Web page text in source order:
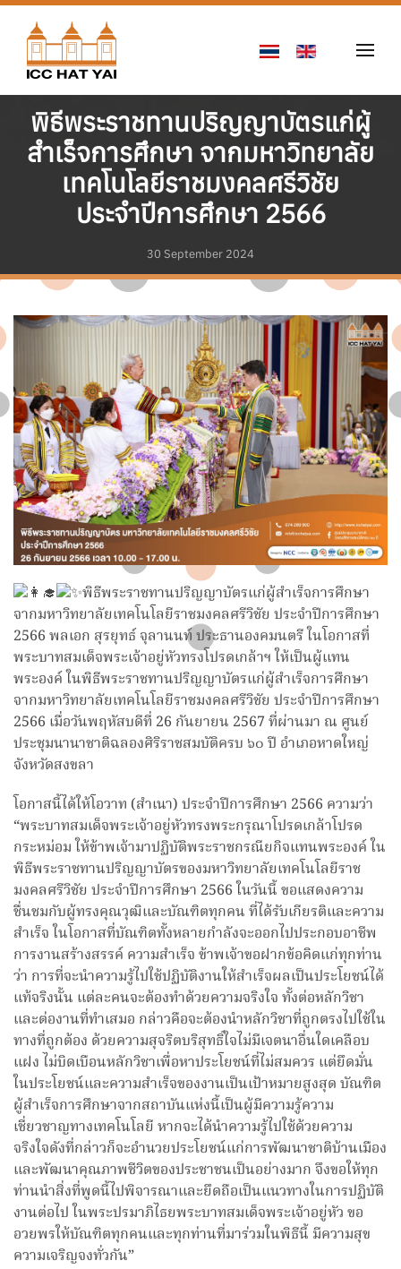
Skip to main content
พิธีพระราชทานปริญญาบัตรแก่ผู้
สำเร็จการศึกษา จากมหาวิทยาลัย
เทคโนโลยีราชมงคลศรีวิชัย
ประจำปีการศึกษา 2566
30 September 2024
พิธีพระราชทานปริญญาบัตรแก่ผู้สำเร็จการศึกษา
จากมหาวิทยาลัยเทคโนโลยีราชมงคลศรีวิชัย ประจำปีการศึกษา
2566 พลเอก สุรยุทธ์ จุลานนท์ ประธานองคมนตรี ในโอกาสที่
พระบาทสมเด็จพระเจ้าอยู่หัวทรงโปรดเกล้าฯ ให้เป็นผู้แทน
พระองค์ ในพิธีพระราชทานปริญญาบัตรแก่ผู้สำเร็จการศึกษา
จากมหาวิทยาลัยเทคโนโลยีราชมงคลศรีวิชัย ประจำปีการศึกษา
2566 เมื่อวันพฤหัสบดีที่ 26 กันยายน 2567 ที่ผ่านมา ณ ศูนย์
ประชุมนานาชาติฉลองศิริราชสมบัติครบ ๖๐ ปี อำเภอหาดใหญ่
จังหวัดสงขลา
โอกาสนี้ได้ให้โอวาท (สำเนา) ประจำปีการศึกษา 2566 ความว่า
“พระบาทสมเด็จพระเจ้าอยู่หัวทรงพระกรุณาโปรดเกล้าโปรด
กระหม่อม ให้ข้าพเจ้ามาปฏิบัติพระราชกรณียกิจแทนพระองค์ ใน
พิธีพระราชทานปริญญาบัตรของมหาวิทยาลัยเทคโนโลยีราช
มงคลศรีวิชัย ประจำปีการศึกษา 2566 ในวันนี้ ขอแสดงความ
ชื่นชมกับผู้ทรงคุณวุฒิและบัณฑิตทุกคน ที่ได้รับเกียรติและความ
สำเร็จ ในโอกาสที่บัณฑิตทั้งหลายกำลังจะออกไปประกอบอาชีพ
การงานสร้างสรรค์ ความสำเร็จ ข้าพเจ้าขอฝากข้อคิดแก่ทุกท่าน
ว่า การที่จะนำความรู้ไปใช้ปฏิบัติงานให้สำเร็จผลเป็นประโยชน์ได้
แท้จริงนั้น แต่ละคนจะต้องทำด้วยความจริงใจ ทั้งต่อหลักวิชา
และต่องานที่ทำเสมอ กล่าวคือจะต้องนำหลักวิชาที่ถูกตรงไปใช้ใน
ทางที่ถูกต้อง ด้วยความสุจริตบริสุทธิ์ใจไม่มีเจตนาอื่นใดเคลือบ
แฝง ไม่บิดเบือนหลักวิชาเพื่อหาประโยชน์ที่ไม่สมควร แต่ยึดมั่น
ในประโยชน์และความสำเร็จของงานเป็นเป้าหมายสูงสุด บัณฑิต
ผู้สำเร็จการศึกษาจากสถาบันแห่งนี้เป็นผู้มีความรู้ความ
เชี่ยวชาญทางเทคโนโลยี หากจะได้นำความรู้ไปใช้ด้วยความ
จริงใจดังที่กล่าวก็จะอำนวยประโยชน์แก่การพัฒนาชาติบ้านเมือง
และพัฒนาคุณภาพชีวิตของประชาชนเป็นอย่างมาก จึงขอให้ทุก
ท่านนำสิ่งที่พูดนี้ไปพิจารณาและยึดถือเป็นแนวทางในการปฏิบัติ
งานต่อไป ในพระปรมาภิไธยพระบาทสมเด็จพระเจ้าอยู่หัว ขอ
อวยพรให้บัณฑิตทุกคนและทุกท่านที่มาร่วมในพิธีนี้ มีความสุข
ความเจริญจงทั่วกัน”